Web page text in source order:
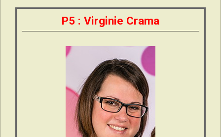
P5 : Virginie Crama